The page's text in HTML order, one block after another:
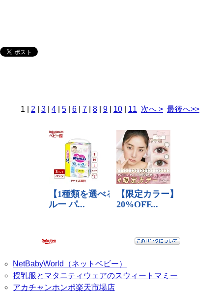
1 2 3 4 5 6 7 8 9 10 11 次へ > 最後へ>>
NetBabyWorld（ネットベビー）
授乳服とマタニティウェアのスウィートマミー
アカチャンホンポ楽天市場店